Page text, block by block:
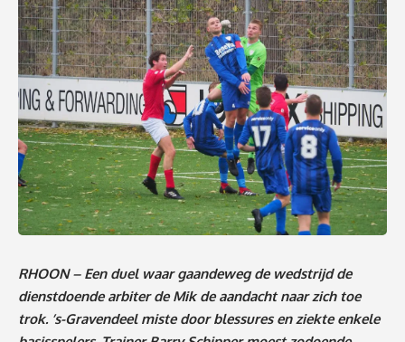
RHOON – Een duel waar gaandeweg de wedstrijd de
dienstdoende arbiter de Mik de aandacht naar zich toe
trok. ’s-Gravendeel miste door blessures en ziekte enkele